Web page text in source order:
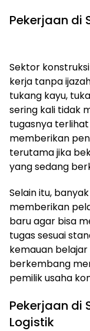
Pekerjaan di
Sektor
kerja tanpa
tukang kayu,
sering kali tidak
tugasnya
memberikan
terutama jika
yang sedang
Selain itu,
memberikan
baru agar bisa
tugas sesuai
kemauan
berkembang
pemilik usaha
Pekerjaan di
Logistik